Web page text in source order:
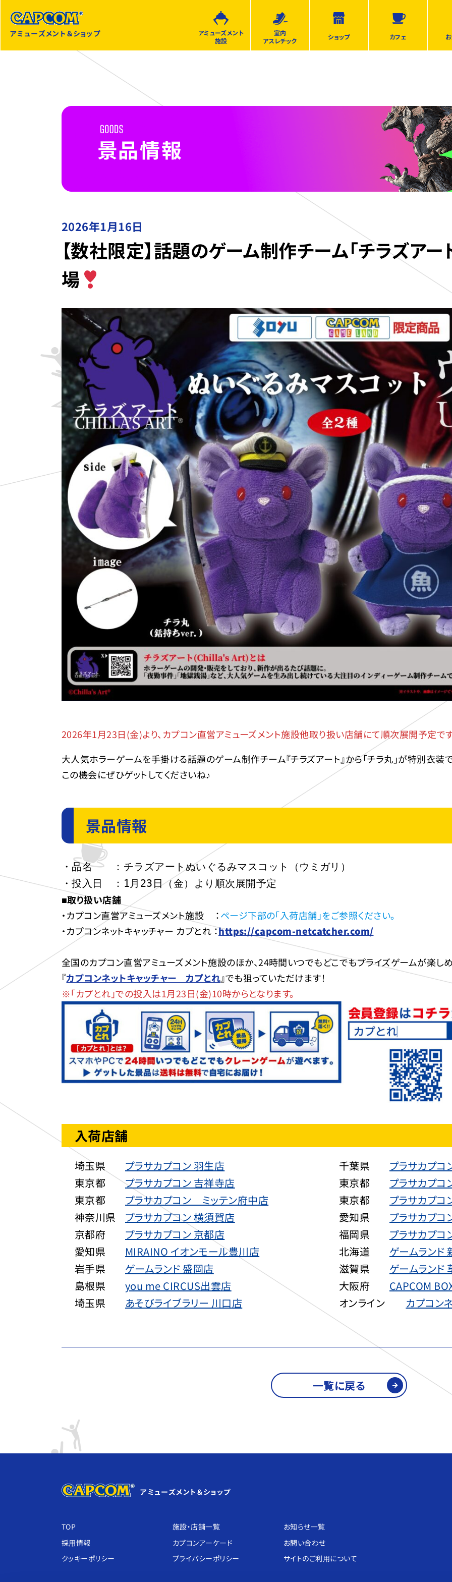
アミューズメント＆ショップ
アミューズメント
施設
室内
アスレチック
ショップ カフェ
2026年1月16日
【数社限定】話題のゲーム制作チーム「チラズアー
場
2026年1月23日(金)より、カプコン直営アミューズメント施設他取り扱い店舗にて順次展開予定で
大人気ホラーゲームを手掛ける話題のゲーム制作チーム『チラズアート』から「チラ丸」が特別衣装
この機会にぜひゲットしてくださいね♪
景品情報
・品名　　：チラズアートぬいぐるみマスコット（ウミガリ）
・投入日　：1月23日（金）より順次展開予定
■取り扱い店舗
・カプコン直営アミューズメント施設 ：ページ下部の「入荷店舗」をご参照ください。
・カプコンネットキャッチャー カプとれ ：https://capcom-netcatcher.com/
全国のカプコン直営アミューズメント施設のほか、24時間いつでもどこでもプライズゲームが楽しめ
『カプコンネットキャッチャー カプとれ』でも狙っていただけます！
※「カプとれ」での投入は1月23日(金)10時からとなります。
入荷店舗
埼玉県 プラサカプコン 羽生店 千葉県
プラサカプコ
東京都
プラサカプコン 吉祥寺店 東京都
プラサカプコ
東京都
プラサカプコン ミッテン府中店 東京都
プラサカプコ
神奈川県
プラサカプコン 横須賀店 愛知県
プラサカプコ
京都府
プラサカプコン 京都店 福岡県
プラサカプコ
愛知県
MIRAINO イオンモール豊川店 北海道
ゲームランド
岩手県
ゲームランド 盛岡店 滋賀県
ゲームランド
島根県
you me CIRCUS出雲店 大阪府
CAPCOM
埼玉県
あそびライブラリー 川口店 オンライン カプコン
一覧に戻る
アミューズメント＆ショップ
TOP 施設・店舗⼀覧
お知らせ⼀覧
採⽤情報
カプコンアーケード
お問い合わせ
クッキーポリシー
プライバシーポリシー サイトのご利⽤について